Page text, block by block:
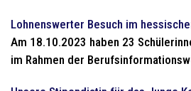
Lohnenswerter Besuch im
Am 18.10.2023 haben 23
im Rahmen der